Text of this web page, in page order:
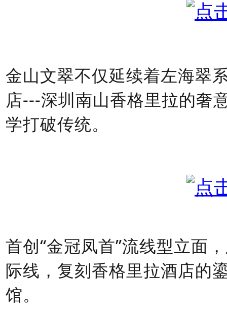
金山文翠不仅延续着左海翠
店---深圳南山香格里拉的奢
学打破传统。
首创“金冠凤首”流线型立面
际线，复刻香格里拉酒店的
馆。